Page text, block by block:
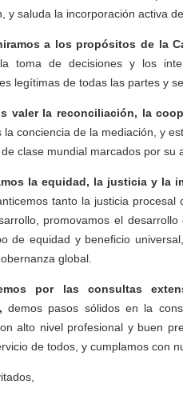
y saluda la incorporación activa
a los propósitos de la
toma de decisiones y los
legítimas de todas las partes y
valer la reconciliación, la
la conciencia de la mediación, y
clase mundial marcados por su
la equidad, la justicia y la
tanto la justicia
promovamos el
de equidad y beneficio
global.
por las consultas
demos pasos sólidos en la
alto nivel profesional y buen
de todos, y cumplamos con